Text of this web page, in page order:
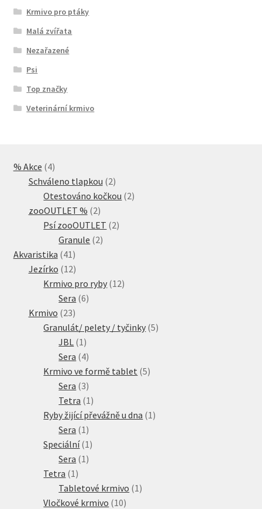
Krmivo pro ptáky
Malá zvířata
Nezařazené
Psi
Top značky
Veterinární krmivo
% Akce 44
produkty
Schváleno tlapkou 22
produkty
Otestováno kočkou 22
zooOUTLET % 22
produkty
Psí zooOUTLET 22
Granule 22
Akvaristika 41 41
produktů
Jezírko 1212
produktů
Krmivo pro ryby 1212
Sera 66
Krmivo 2323
produktů
Granulát/ pelety / tyčinky 55
JBL 1 1
produkt
Sera 44
produkty
Krmivo ve formě tablet 55
Sera 33
produkty
Tetra 1 1
produkt
Ryby žijící převážně u dna 1 1
Sera 1 1
produkt
Speciální 1 1
Sera 1 1
Tetra 1 1
produkt
Tabletové krmivo 1 1
Vločkové krmivo 1010